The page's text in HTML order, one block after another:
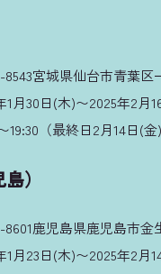
8543宮城県仙台市青葉
1月30日(木)〜2025年2月
19:30（最終日2月14日(金
）
鹿児島県鹿児島市
1月23日(木)〜2025年2月